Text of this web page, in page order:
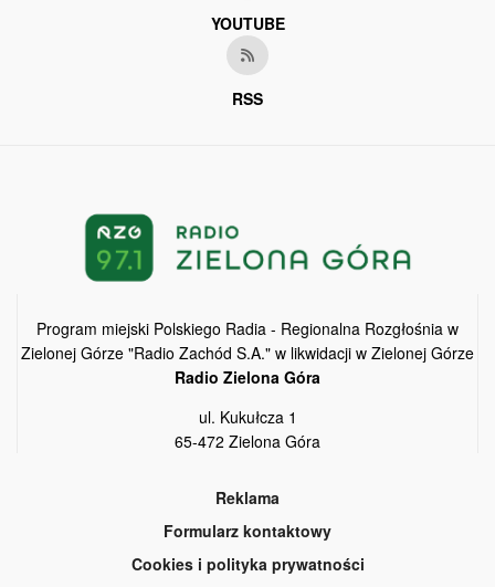
YOUTUBE
RSS
Program miejski Polskiego Radia - Regionalna Rozgłośnia w
Zielonej Górze "Radio Zachód S.A." w likwidacji w Zielonej Górze
Radio Zielona Góra
ul. Kukułcza 1
65-472 Zielona Góra
Reklama
Formularz kontaktowy
Cookies i polityka prywatności